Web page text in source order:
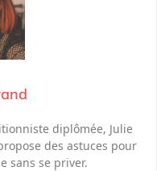
diplômée, Julie
des astuces pour
sans se priver.